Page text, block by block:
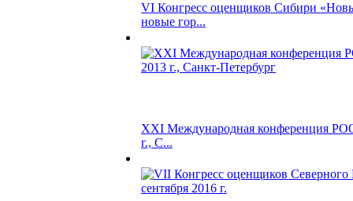
VI Конгресс оценщиков Сибири
новые гор...
XXI Международная конференция
г., С...